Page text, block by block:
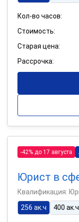
Кол-во часов:
Стоимость:
Старая цена:
Рассрочка:
-42% до 17 августа
Юрист в
Квалификация:
256 ак.ч
400 ак.ч